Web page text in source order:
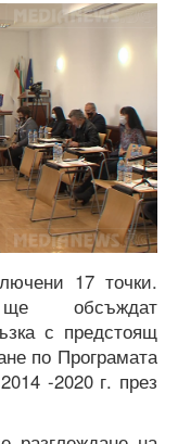
17 точки.
обсъждат
с предстоящ
по Програмата
-2020 г. през